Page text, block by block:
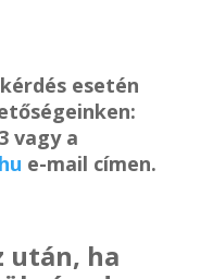
esetén
vagy a
e-mail címen.
után, ha